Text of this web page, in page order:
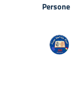
Persone